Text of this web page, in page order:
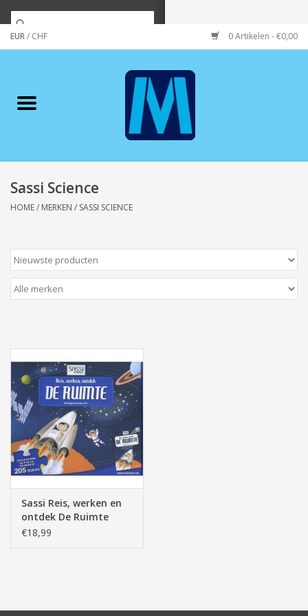
EUR/ CHF 0 Artikelen - €0,00
Merken
Wonen/koken/huishouden
Wenskaarten
Zeeuws/Streek
Boeken
Elektra
Baby & Peuter
Speelgoed & hobby
Cadeau & feest
Sassi Science
HOME/ MERKEN / SASSI SCIENCE
Sassi Reis, werken en
ontdek De Ruimte
puzzel+boekje 205
€18,99